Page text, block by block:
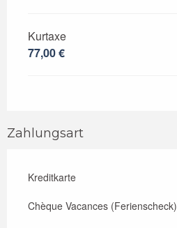
Kurtaxe
77,00 €
Zahlungsart
Kreditkarte
Chèque Vacances (Ferienscheck)